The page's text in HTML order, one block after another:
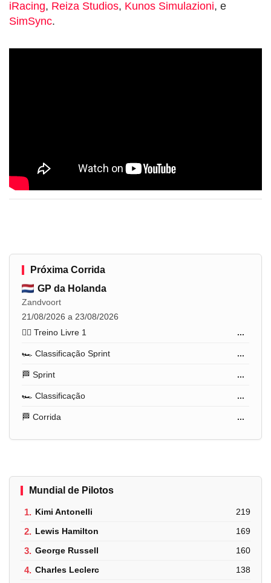
iRacing, Reiza Studios, Kunos Simulazioni, e
SimSync.
Próxima Corrida
GP da Holanda
Zandvoort
21/08/2026 a 23/08/2026
🏋️‍♂️ Treino Livre 1
...
🏎️ Classificação Sprint ...
🏁 Sprint ...
🏎️ Classificação ...
🏁 Corrida ...
Mundial de Pilotos
1. Kimi Antonelli 219
2. Lewis Hamilton 169
3. George Russell 160
4. Charles Leclerc 138